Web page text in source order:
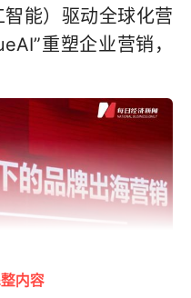
能）驱动全球化营
重塑企业营销，
内容